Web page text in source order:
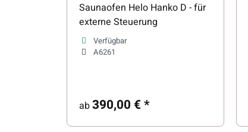
Saunaofen Helo Hanko D - für
externe Steuerung
Verfügbar
A6261
ab390,00 €*